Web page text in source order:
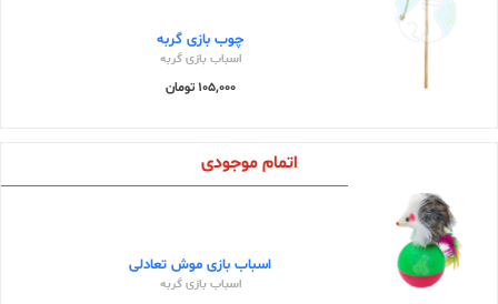
چوب بازی گربه
اسباب بازی گربه
105,000 تومان
اتمام موجودی
اسباب بازی موش تعادلی
اسباب بازی گربه